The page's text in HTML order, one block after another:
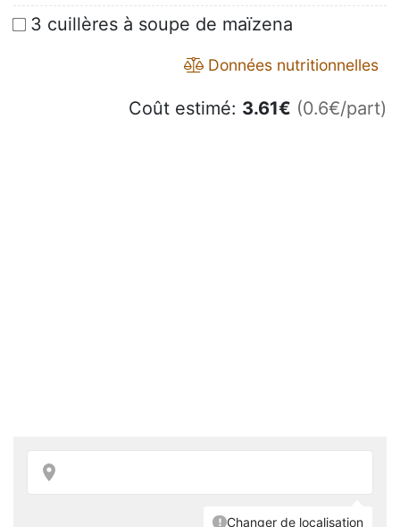
3 cuillères à soupe de maïzena
Données nutritionnelles
Coût estimé: 3.61€ (0.6€/part)